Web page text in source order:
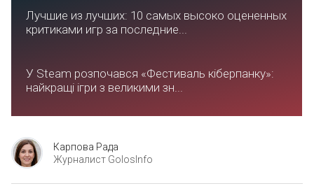
Лучшие из лучших: 10 самых высоко оцененных
критиками игр за последние...
У Steam розпочався «Фестиваль кіберпанку»:
найкращі ігри з великими зн...
Карпова Рада
Журналист GolosInfo